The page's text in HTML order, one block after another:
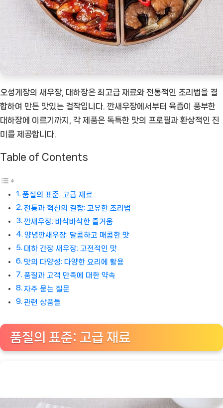
상
품]
오성게장의 새우장, 대하장은 최고급 재료와 전통적인 조리법을 결
합하여 만든 맛있는 걸작입니다. 깐새우장에서부터 육즙이 풍부한
대하장에 이르기까지, 각 제품은 독특한 맛의 프로필과 환상적인 진
미를 제공합니다.
Table of Contents
품질의 표준: 고급 재료
전통과 혁신의 결합: 고유한 조리법
깐새우장: 바삭바삭한 즐거움
양념깐새우장: 달콤하고 매콤한 맛
대하 간장 새우장: 고전적인 맛
맛의 다양성: 다양한 요리에 활용
품질과 고객 만족에 대한 약속
자주 묻는 질문
관련 상품들
품질의 표준: 고급 재료